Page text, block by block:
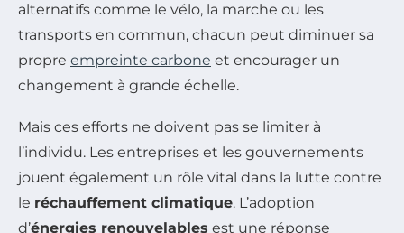
alternatifs comme le vélo, la marche ou les
transports en commun, chacun peut diminuer sa
propre empreinte carbone et encourager un
changement à grande échelle.
Mais ces efforts ne doivent pas se limiter à
l’individu. Les entreprises et les gouvernements
jouent également un rôle vital dans la lutte contre
le réchauffement climatique. L’adoption
d’énergies renouvelables est une réponse